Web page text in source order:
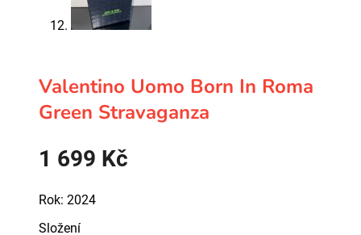
Valentino Uomo Born In Roma
Green Stravaganza
1 699 Kč
Rok: 2024
Složení